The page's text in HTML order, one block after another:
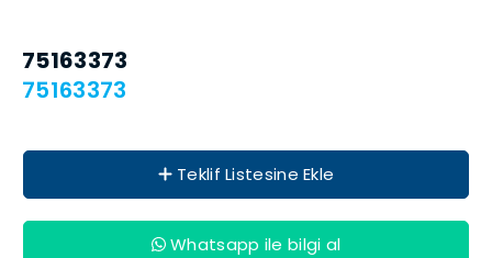
75163373
75163373
Teklif Listesine Ekle
Whatsapp ile bilgi al